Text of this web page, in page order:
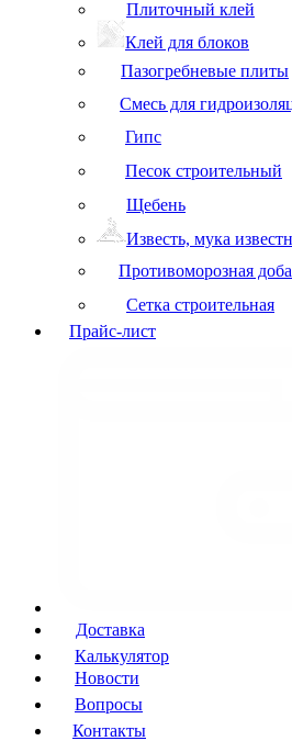
Плиточный клей
Клей для блоков
Пазогребневые плиты
Смесь для
Гипс
Песок строительный
Щебень
Известь, мука
Противоморозная
Сетка строительная
Прайс-лист
Доставка
Калькулятор
Новости
Вопросы
Контакты